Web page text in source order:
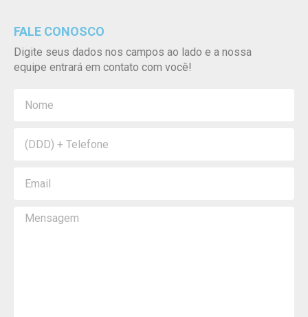
FALE CONOSCO
Digite seus dados nos campos ao lado e a nossa
equipe entrará em contato com você!